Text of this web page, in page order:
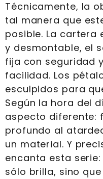
Técnicamente, la
tal manera que
posible. La
y desmontable, el
fija con seguridad
facilidad. Los
esculpidos para
Según la hora del
aspecto diferente:
profundo al
un material. Y
encanta esta
sólo brilla, sino